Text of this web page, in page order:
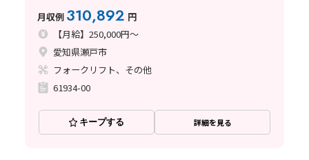
月収例 310,892 円
【月給】250,000円～
愛知県瀬戸市
フォークリフト、その他
61934-00
キープする 詳細を見る